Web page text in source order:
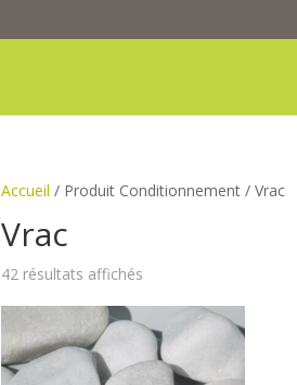
Accueil / Produit Conditionnement / Vrac
Vrac
42 résultats affichés
plus
récent